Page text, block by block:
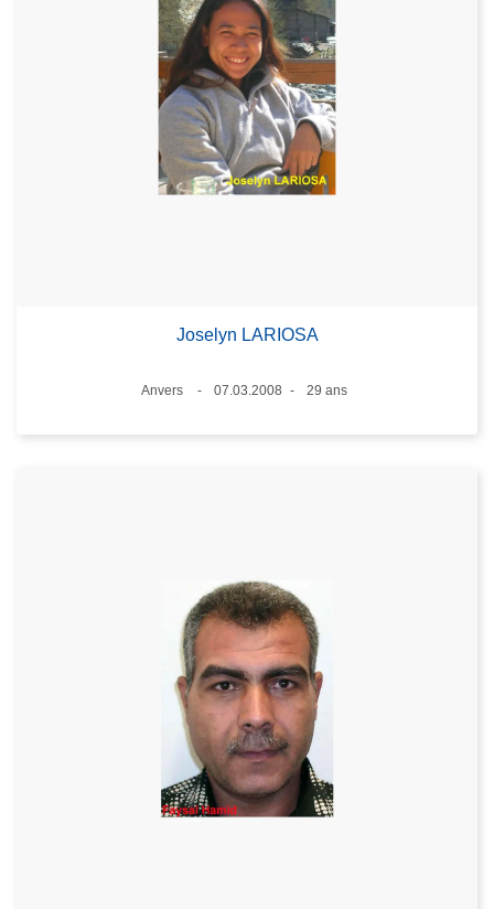
Joselyn LARIOSA
Lieux
Anvers
07.03.2008
29 ans